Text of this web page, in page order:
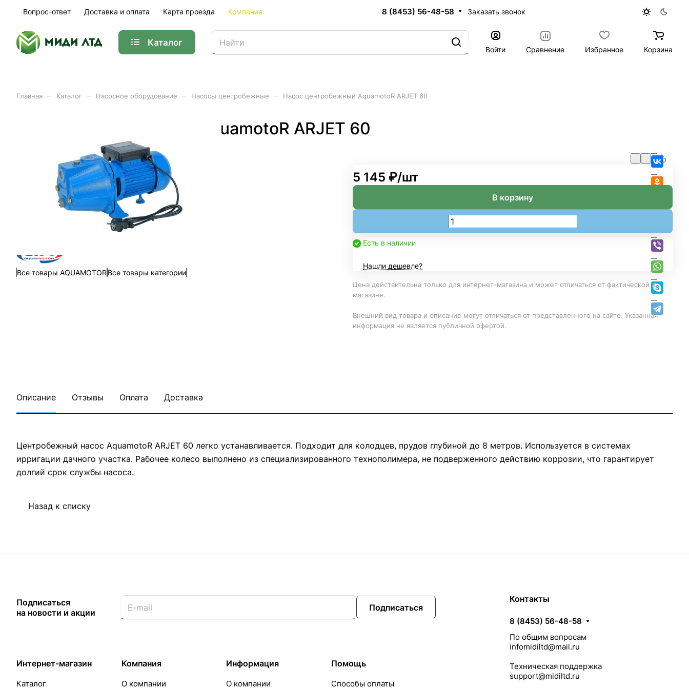
Вопрос-ответ Доставка и оплата Карта проезда Компания 8 (8453) 56-48-58 Заказать звонок
Каталог
Войти Сравнение Избранное Корзина
Главная Каталог Насосное оборудование Насосы центробежные Насос центробежный AquamotoR ARJET 60
Насос центробежный AquamotoR ARJET 60
Все товары AQUAMOTOR Все товары категории
5 145 ₽/шт
В корзину
Есть в наличии
Нашли дешевле?
Цена действительна только для интернет-магазина и может отличаться от фактической в
магазине.
Внешний вид товара и описание могут отличаться от представленного на сайте. Указанная
информация не является публичной офертой.
Описание Отзывы Оплата Доставка
Центробежный насос AquamotoR ARJET 60 легко устанавливается. Подходит для колодцев, прудов глубиной до 8 метров. Используется в системах
ирригации дачного участка. Рабочее колесо выполнено из специализированного технополимера, не подверженного действию коррозии, что гарантирует
долгий срок службы насоса.
Назад к списку
Подписаться
на новости и акции
Подписаться
Интернет-магазин
Каталог
Компания
О компании
Информация
О компании
Помощь
Способы оплаты
Контакты
8 (8453) 56-48-58
По общим вопросам
infomidiltd@mail.ru
Техническая поддержка
support@midiltd.ru